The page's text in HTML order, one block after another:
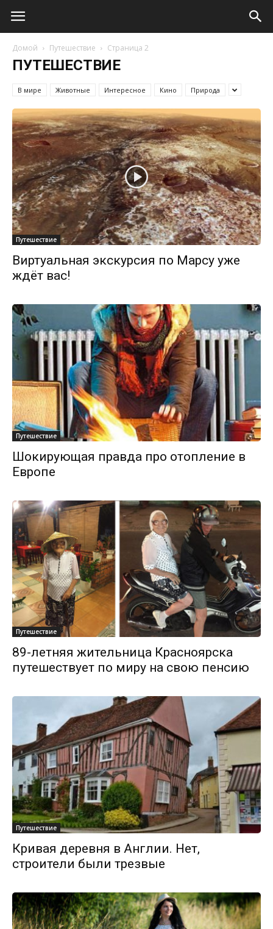
Домой Путешествие Страница 2
ПУТЕШЕСТВИЕ
В мире Животные Интересное Кино Природа
Путешествие
Виртуальная экскурсия по Марсу уже
ждёт вас!
Путешествие
Шокирующая правда про отопление в
Европе
Путешествие
89-летняя жительница Красноярска
путешествует по миру на свою пенсию
Путешествие
Кривая деревня в Англии. Нет,
строители были трезвые